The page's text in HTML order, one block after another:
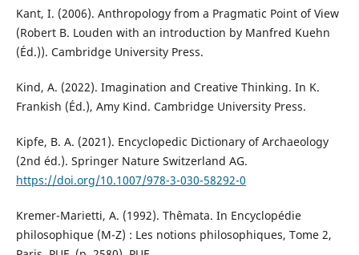
Kant, I. (2006). Anthropology from a Pragmatic Point of View
(Robert B. Louden with an introduction by Manfred Kuehn
(Éd.)). Cambridge University Press.
Kind, A. (2022). Imagination and Creative Thinking. In K.
Frankish (Éd.), Amy Kind. Cambridge University Press.
Kipfe, B. A. (2021). Encyclopedic Dictionary of Archaeology
(2nd éd.). Springer Nature Switzerland AG.
https://doi.org/10.1007/978-3-030-58292-0
Kremer-Marietti, A. (1992). Thêmata. In Encyclopédie
philosophique (M-Z) : Les notions philosophiques, Tome 2,